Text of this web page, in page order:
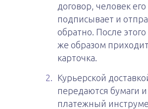
договор, человек его
подписывает и
обратно. После
же образом приходит
карточка.
Курьерской
передаются бумаги и
платежный